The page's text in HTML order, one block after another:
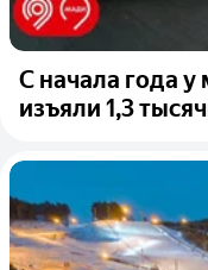
С начала года у
изъяли 1,3